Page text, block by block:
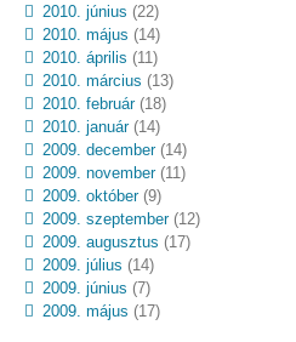
2010. június (22)
2010. május (14)
2010. április (11)
2010. március (13)
2010. február(18)
2010. január(14)
2009. december(14)
2009. november(11)
2009. október(9)
2009. szeptember(12)
2009. augusztus (17)
2009. július (14)
2009. június (7)
2009. május (17)